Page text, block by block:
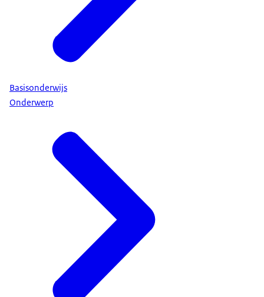
Basisonderwijs
Onderwerp